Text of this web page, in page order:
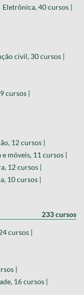
Eletrônica, 40 cursos |
civil, 30 cursos |
cursos |
12 cursos |
móveis, 11 cursos |
12 cursos |
10 cursos |
233 cursos
cursos |
|
16 cursos |